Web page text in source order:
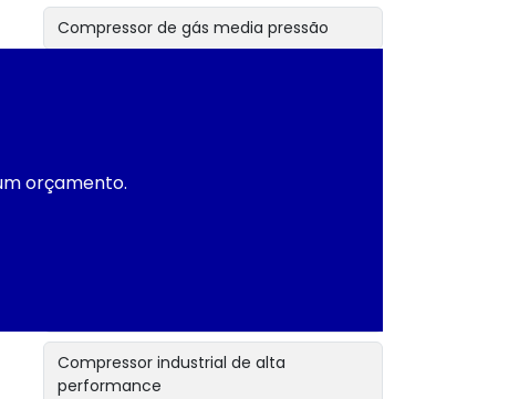
orçamento.
Compressor de gás media pressão
Compressor de média pressão para ar
Compressor industrial de alta
performance